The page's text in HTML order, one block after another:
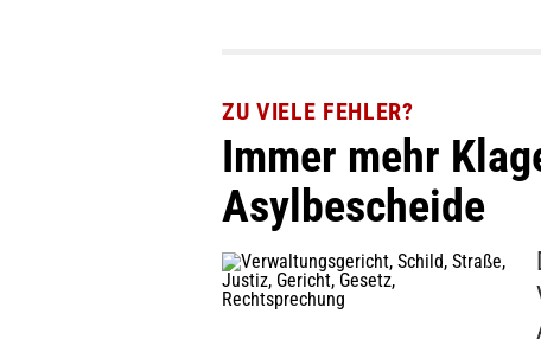
ZU VIELE FEHLER?
Immer mehr
Asylbescheide